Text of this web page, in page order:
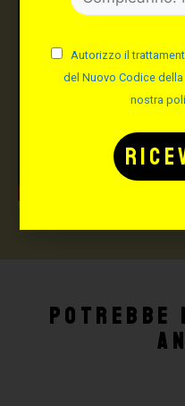
Autorizzo il
del Nuovo Codice
nostra